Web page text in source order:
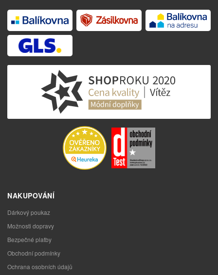
NAKUPOVÁNÍ
Dárkový poukaz
Možnosti dopravy
Bezpečné platby
Obchodní podmínky
Ochrana osobních údajů